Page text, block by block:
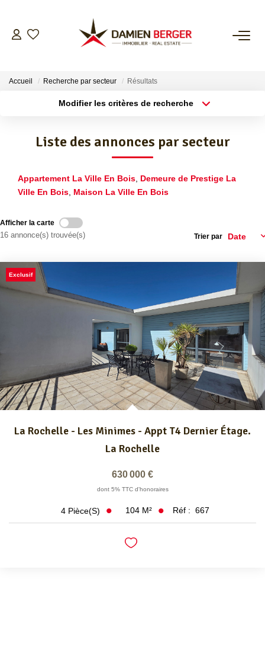
Accueil Recherche par secteur Résultats
Modifier les critères de recherche
Budget max
Plus de critères Créer une alerte
Liste des annonces par secteur
Appartement La Ville En Bois Demeure de Prestige La
Ville En Bois Maison La Ville En Bois
Afficher la carte
16 annonce(s) trouvée(s) Trier par
Exclusif
La Rochelle - Les Minimes - Appt T4 Dernier Étage.
La Rochelle
630 000 €
dont 5% TTC d'honoraires
4 Pièce(s) 104 M² Réf : 667